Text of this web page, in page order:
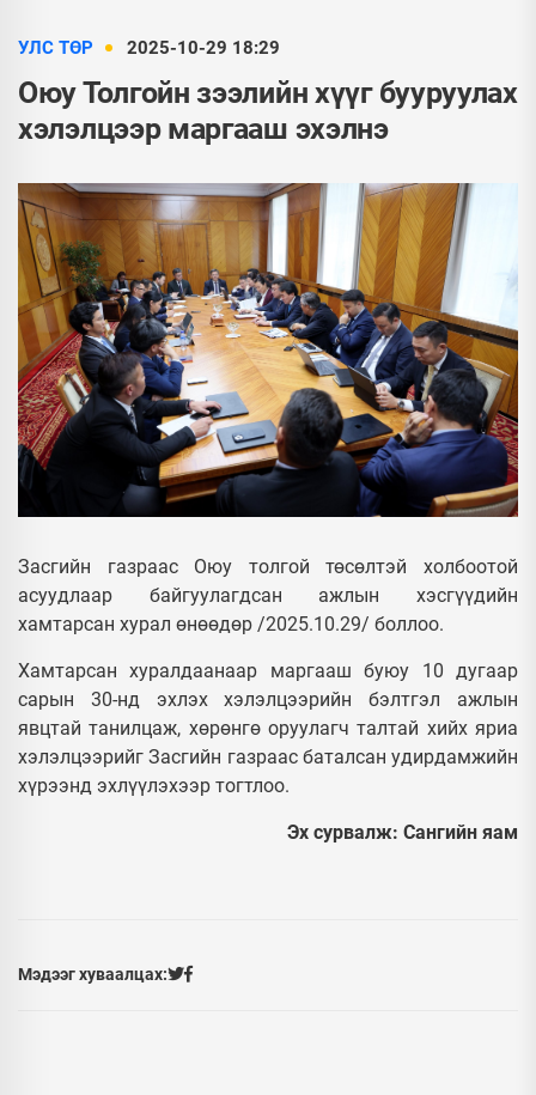
УЛС ТӨР 2025-10-29 18:29
Оюу Толгойн зээлийн хүүг бууруулах
хэлэлцээр маргааш эхэлнэ
Засгийн газраас Оюу толгой төсөлтэй холбоотой
асуудлаар байгуулагдсан ажлын хэсгүүдийн
хамтарсан хурал өнөөдөр /2025.10.29/ боллоо.
Хамтарсан хуралдаанаар маргааш буюу 10 дугаар
сарын 30-нд эхлэх хэлэлцээрийн бэлтгэл ажлын
явцтай танилцаж, хөрөнгө оруулагч талтай хийх яриа
хэлэлцээрийг Засгийн газраас баталсан удирдамжийн
хүрээнд эхлүүлэхээр тогтлоо.
Эх сурвалж: Сангийн яам
Мэдээг хуваалцах: